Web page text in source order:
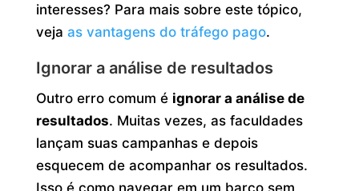
interesses? Para mais sobre este tópico,
veja as vantagens do tráfego pago.
Ignorar a análise de resultados
Outro erro comum é ignorar a análise de
resultados. Muitas vezes, as faculdades
lançam suas campanhas e depois
esquecem de acompanhar os resultados.
Isso é como navegar em um barco sem